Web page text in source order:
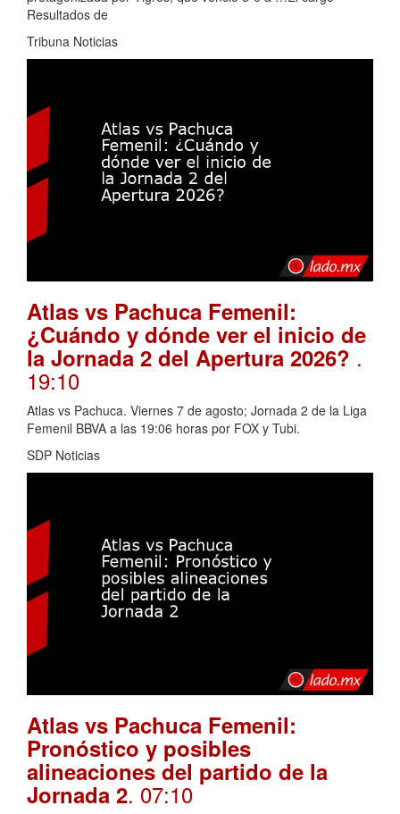
Resultados de
Tribuna Noticias
Atlas vs Pachuca Femenil:
¿Cuándo y dónde ver el inicio de
la Jornada 2 del Apertura 2026? .
19:10
Atlas vs Pachuca. Viernes 7 de agosto; Jornada 2 de la Liga
Femenil BBVA a las 19:06 horas por FOX y Tubi.
SDP Noticias
Atlas vs Pachuca Femenil:
Pronóstico y posibles
alineaciones del partido de la
Jornada 2. 07:10